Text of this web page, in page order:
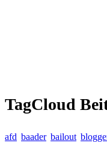
TagCloud
afd baader bailout